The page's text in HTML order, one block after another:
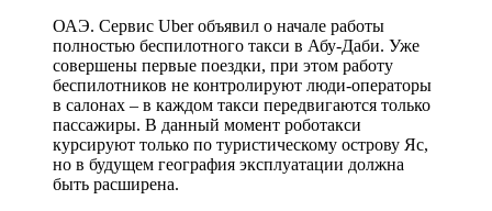
ОАЭ. Сервис Uber объявил о начале работы
полностью беспилотного такси в Абу-Даби. Уже
совершены первые поездки, при этом работу
беспилотников не контролируют люди-операторы
в салонах – в каждом такси передвигаются только
пассажиры. В данный момент роботакси
курсируют только по туристическому острову Яс,
но в будущем география эксплуатации должна
быть расширена.